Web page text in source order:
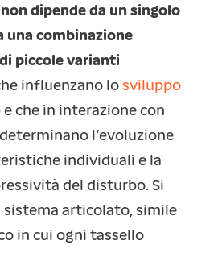
non dipende da un singolo
una combinazione
piccole varianti
influenzano lo sviluppo
e che in interazione con
l’evoluzione
individuali e la
del disturbo. Si
articolato, simile
in cui ogni tassello